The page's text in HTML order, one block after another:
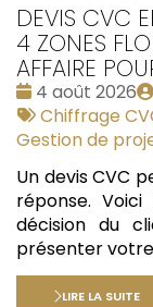
DEVIS CVC
4 ZONES
AFFAIRE
Date
:
4 août 2026
Tags
:
Chiffrage
Gestion de
Un devis CVC
réponse.
décision du
présenter
LIRE LA SUITE